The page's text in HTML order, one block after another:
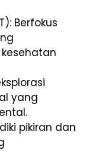
Berfokus
yang
pikiran dan